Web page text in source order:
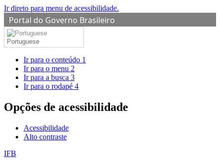
Ir direto para menu de acessibilidade.
Portal do Governo Brasileiro
Portuguese
Ir para o conteúdo 1
Ir para o menu 2
Ir para a busca 3
Ir para o rodapé 4
Opções de acessibilidade
Acessibilidade
Alto contraste
IFB